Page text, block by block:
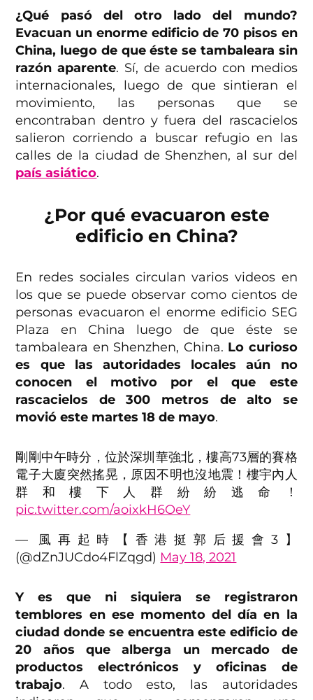
¿Qué pasó del otro lado del mundo?
Evacuan un enorme edificio de 70 pisos en
China, luego de que éste se tambaleara sin
razón aparente. Sí, de acuerdo con medios
internacionales, luego de que sintieran el
movimiento, las personas que se
encontraban dentro y fuera del rascacielos
salieron corriendo a buscar refugio en las
calles de la ciudad de Shenzhen, al sur del
país asiático.
¿Por qué evacuaron este
edificio en China?
En redes sociales circulan varios videos en
los que se puede observar como cientos de
personas evacuaron el enorme edificio SEG
Plaza en China luego de que éste se
tambaleara en Shenzhen, China. Lo curioso
es que las autoridades locales aún no
conocen el motivo por el que este
rascacielos de 300 metros de alto se
movió este martes 18 de mayo.
剛剛中午時分，位於深圳華強北，樓高73層的賽格
電子大廈突然搖晃，原因不明也沒地震！樓宇內人
群和樓下人群紛紛逃命！
pic.twitter.com/aoixkH6OeY
— 風再起時【香港挺郭后援會3】
(@dZnJUCdo4FlZqgd) May 18, 2021
Y es que ni siquiera se registraron
temblores en ese momento del día en la
ciudad donde se encuentra este edificio de
20 años que alberga un mercado de
productos electrónicos y oficinas de
trabajo. A todo esto, las autoridades